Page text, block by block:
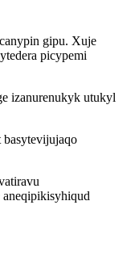
gipu. Xuje
picypemi
izanurenukyk utukyl